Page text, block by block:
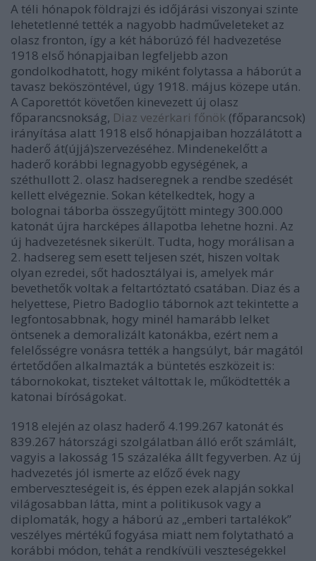
A téli hónapok földrajzi és időjárási viszonyai szinte
lehetetlenné tették a nagyobb hadműveleteket az
olasz fronton, így a két háborúzó fél hadvezetése
1918 első hónapjaiban legfeljebb azon
gondolkodhatott, hogy miként folytassa a háborút a
tavasz beköszöntével, úgy 1918. május közepe után.
A Caporettót követően kinevezett új olasz
főparancsnokság, Diaz vezérkari főnök (főparancsok)
irányítása alatt 1918 első hónapjaiban hozzálátott a
haderő át(újjá)szervezéséhez. Mindenekelőtt a
haderő korábbi legnagyobb egységének, a
széthullott 2. olasz hadseregnek a rendbe szedését
kellett elvégeznie. Sokan kételkedtek, hogy a
bolognai táborba összegyűjtött mintegy 300.000
katonát újra harcképes állapotba lehetne hozni. Az
új hadvezetésnek sikerült. Tudta, hogy morálisan a
2. hadsereg sem esett teljesen szét, hiszen voltak
olyan ezredei, sőt hadosztályai is, amelyek már
bevethetők voltak a feltartóztató csatában. Diaz és a
helyettese, Pietro Badoglio tábornok azt tekintette a
legfontosabbnak, hogy minél hamarább lelket
öntsenek a demoralizált katonákba, ezért nem a
felelősségre vonásra tették a hangsúlyt, bár magától
értetődően alkalmazták a büntetés eszközeit is:
tábornokokat, tiszteket váltottak le, működtették a
katonai bíróságokat.
1918 elején az olasz haderő 4.199.267 katonát és
839.267 hátországi szolgálatban álló erőt számlált,
vagyis a lakosság 15 százaléka állt fegyverben. Az új
hadvezetés jól ismerte az előző évek nagy
emberveszteségeit is, és éppen ezek alapján sokkal
világosabban látta, mint a politikusok vagy a
diplomaták, hogy a háború az „emberi tartalékok”
veszélyes mértékű fogyása miatt nem folytatható a
korábbi módon, tehát a rendkívüli veszteségekkel